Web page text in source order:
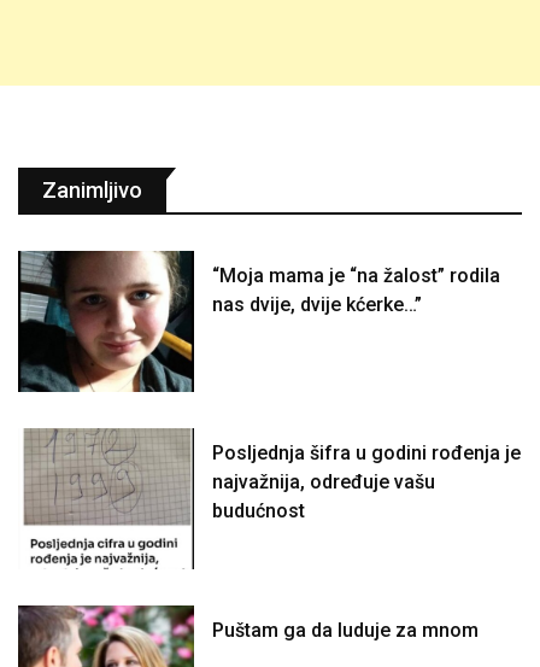
Zanimljivo
“Moja mama je “na žalost” rodila
nas dvije, dvije kćerke…”
Posljednja šifra u godini rođenja je
najvažnija, određuje vašu
budućnost
Puštam ga da luduje za mnom